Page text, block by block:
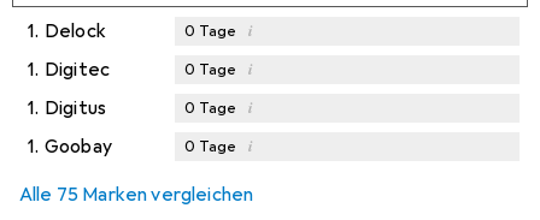
1. Delock 0 Tage i
1. Digitec 0 Tage i
1. Digitus 0 Tage i
1. Goobay 0 Tage i
Alle 75 Marken vergleichen